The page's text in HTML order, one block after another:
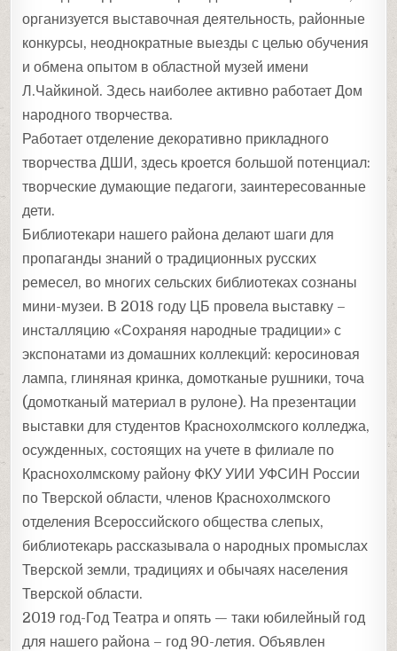
организуется выставочная деятельность, районные
конкурсы, неоднократные выезды с целью обучения
и обмена опытом в областной музей имени
Л.Чайкиной. Здесь наиболее активно работает Дом
народного творчества.
Работает отделение декоративно прикладного
творчества ДШИ, здесь кроется большой потенциал:
творческие думающие педагоги, заинтересованные
дети.
Библиотекари нашего района делают шаги для
пропаганды знаний о традиционных русских
ремесел, во многих сельских библиотеках сознаны
мини-музеи. В 2018 году ЦБ провела выставку –
инсталляцию «Сохраняя народные традиции» с
экспонатами из домашних коллекций: керосиновая
лампа, глиняная кринка, домотканые рушники, точа
(домотканый материал в рулоне). На презентации
выставки для студентов Краснохолмского колледжа,
осужденных, состоящих на учете в филиале по
Краснохолмскому району ФКУ УИИ УФСИН России
по Тверской области, членов Краснохолмского
отделения Всероссийского общества слепых,
библиотекарь рассказывала о народных промыслах
Тверской земли, традициях и обычаях населения
Тверской области.
2019 год-Год Театра и опять — таки юбилейный год
для нашего района – год 90-летия. Объявлен